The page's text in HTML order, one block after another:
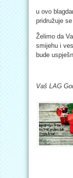
u ovo
pridružuje
Želimo da
smijehu i
bude
Vaš LAG